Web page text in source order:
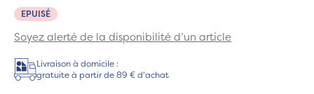
EPUISÉ
Soyez alerté de la disponibilité d’un article
Livraison à domicile :
gratuite à partir de 89 € d'achat